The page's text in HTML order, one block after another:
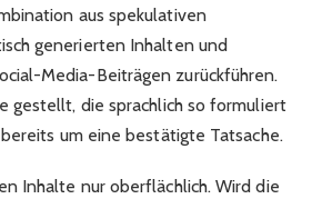
aus spekulativen
generierten Inhalten und
Media-Beiträgen zurückführen.
gestellt, die sprachlich so formuliert
um eine bestätigte Tatsache.
Inhalte nur oberflächlich. Wird die